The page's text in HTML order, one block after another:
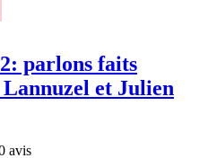
parlons faits
et Julien
avis